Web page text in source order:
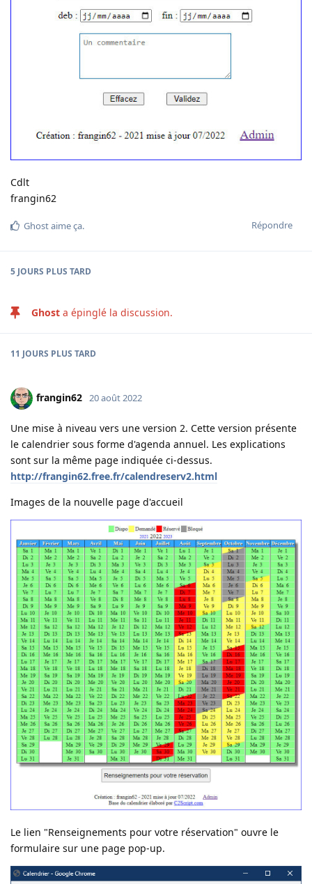
Cdlt
frangin62
Répondre
Ghostaime ça.
5 JOURS PLUS TARD
Ghost a épinglé la discussion.
11 JOURS PLUS TARD
frangin62 20 août 2022
Une mise à niveau vers une version 2. Cette version présente
le calendrier sous forme d'agenda annuel. Les explications
sont sur la même page indiquée ci-dessus.
http://frangin62.free.fr/calendreserv2.html
Images de la nouvelle page d'accueil
Le lien "Renseignements pour votre réservation" ouvre le
formulaire sur une page pop-up.